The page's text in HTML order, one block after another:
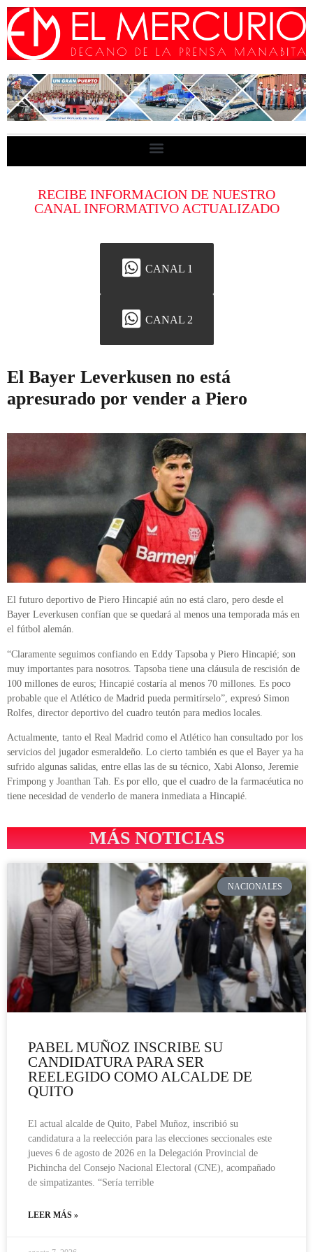
RECIBE INFORMACION DE NUESTRO
CANAL INFORMATIVO ACTUALIZADO
CANAL 1
CANAL 2
El Bayer Leverkusen no está
apresurado por vender a Piero
El futuro deportivo de Piero Hincapié aún no está claro, pero desde el
Bayer Leverkusen confían que se quedará al menos una temporada más en
el fútbol alemán.
“Claramente seguimos confiando en Eddy Tapsoba y Piero Hincapié; son
muy importantes para nosotros. Tapsoba tiene una cláusula de rescisión de
100 millones de euros; Hincapié costaría al menos 70 millones. Es poco
probable que el Atlético de Madrid pueda permitírselo”, expresó Simon
Rolfes, director deportivo del cuadro teutón para medios locales.
Actualmente, tanto el Real Madrid como el Atlético han consultado por los
servicios del jugador esmeraldeño. Lo cierto también es que el Bayer ya ha
sufrido algunas salidas, entre ellas las de su técnico, Xabi Alonso, Jeremie
Frimpong y Joanthan Tah. Es por ello, que el cuadro de la farmacéutica no
tiene necesidad de venderlo de manera inmediata a Hincapié.
MÁS NOTICIAS
NACIONALES
PABEL MUÑOZ INSCRIBE SU
CANDIDATURA PARA SER
REELEGIDO COMO ALCALDE DE
QUITO
El actual alcalde de Quito, Pabel Muñoz, inscribió su
candidatura a la reelección para las elecciones seccionales este
jueves 6 de agosto de 2026 en la Delegación Provincial de
Pichincha del Consejo Nacional Electoral (CNE), acompañado
de simpatizantes. “Sería terrible
LEER MÁS »